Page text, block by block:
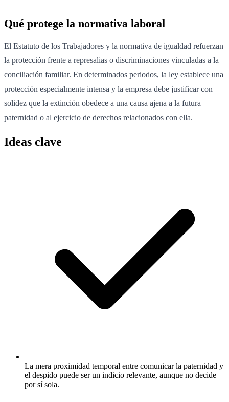
Qué protege la normativa laboral
El Estatuto de los Trabajadores y la normativa de igualdad refuerzan
la protección frente a represalias o discriminaciones vinculadas a la
conciliación familiar. En determinados periodos, la ley establece una
protección especialmente intensa y la empresa debe justificar con
solidez que la extinción obedece a una causa ajena a la futura
paternidad o al ejercicio de derechos relacionados con ella.
Ideas clave
La mera proximidad temporal entre comunicar la paternidad y
el despido puede ser un indicio relevante, aunque no decide
por sí sola.